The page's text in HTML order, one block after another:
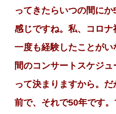
ってきたらいつの間に
感じですね。私、コロ
一度も経験したことが
間のコンサートスケジ
って決まりますから。
前で、それで50年です